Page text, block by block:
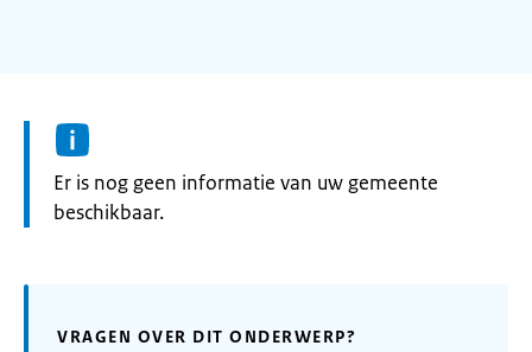
Informatie:
Er is nog geen informatie van uw gemeente
beschikbaar.
VRAGEN OVER DIT ONDERWERP?